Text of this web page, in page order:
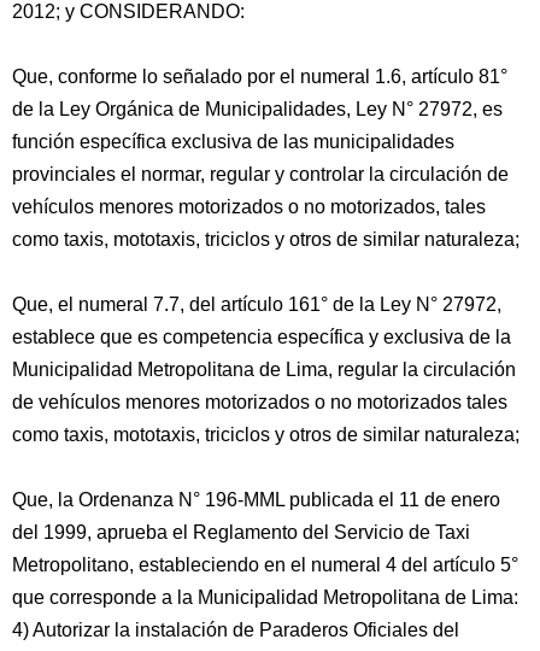
2012; y CONSIDERANDO:
Que, conforme lo señalado por el numeral 1.6, artículo 81°
de la Ley Orgánica de Municipalidades, Ley N° 27972, es
función específica exclusiva de las municipalidades
provinciales el normar, regular y controlar la circulación de
vehículos menores motorizados o no motorizados, tales
como taxis, mototaxis, triciclos y otros de similar naturaleza;
Que, el numeral 7.7, del artículo 161° de la Ley N° 27972,
establece que es competencia específica y exclusiva de la
Municipalidad Metropolitana de Lima, regular la circulación
de vehículos menores motorizados o no motorizados tales
como taxis, mototaxis, triciclos y otros de similar naturaleza;
Que, la Ordenanza N° 196-MML publicada el 11 de enero
del 1999, aprueba el Reglamento del Servicio de Taxi
Metropolitano, estableciendo en el numeral 4 del artículo 5°
que corresponde a la Municipalidad Metropolitana de Lima:
4) Autorizar la instalación de Paraderos Oficiales del